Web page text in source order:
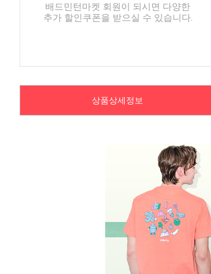
배드민턴마켓 회원이 되시면 다양한
추가 할인쿠폰을 받으실 수 있습니다.
상품상세정보